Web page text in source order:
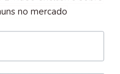
no mercado